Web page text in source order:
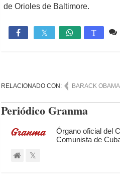
de Orioles de Baltimore.
 T
RELACIONADO CON: BARACK OBAMA
Periódico Granma
Órgano oficial del
Comunista de